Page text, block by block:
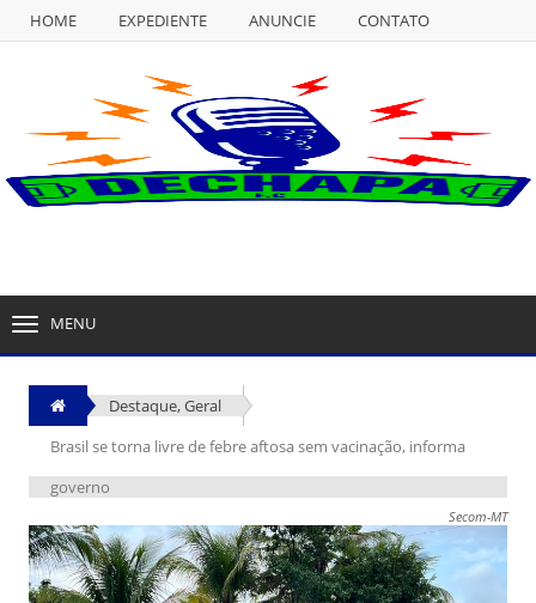
HOME EXPEDIENTE ANUNCIE
CONTATO
EXPEDIENTE ANUNCIE
MENU
Destaque,Geral
Brasil se torna livre de febre aftosa sem vacinação, informa
governo
Secom-MT